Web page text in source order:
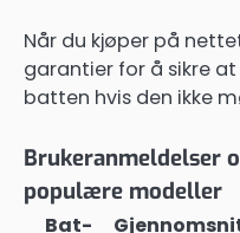
Når du kjøper på
garantier for å sikre
batten hvis den ikke
Brukeranmeldelser
populære modeller
Bat-